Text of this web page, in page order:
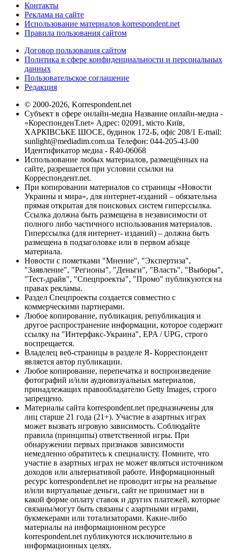
Контакты
Реклама на сайте
Использование материалов korrespondent.net
Правила пользования сайтом
Договор пользования сайтом
Политика в сфере конфиденциальности и персональных
данных
Пользовательское соглашение
Редакция
© 2000-2026, Korrespondent.net
Субъект в сфере онлайн-медиа Название онлайн-медиа -
«КореспонденТ.net» Адрес: 02091, місто Київ,
ХАРКІВСЬКЕ ШОСЕ, будинок 172-Б, офіс 208/1 E-mail:
sunlight@mediadim.com.ua Телефон: 044-205-43-00
Идентификатор медиа - R40-06068
Использование любых материалов, размещённых на
сайте, разрешается при условии ссылки на
Корреспондент.net.
При копировании материалов со страницы «Новости
Украины и мира», для интернет-изданий – обязательна
прямая открытая для поисковых систем гиперссылка.
Ссылка должна быть размещена в независимости от
полного либо частичного использования материалов.
Гиперссылка (для интернет- изданий) – должна быть
размещена в подзаголовке или в первом абзаце
материала.
Новости с пометками "Мнение", "Экспертиза",
"Заявление", "Регионы", "Деньги", "Власть", "Выборы",
"Тест-драйв", "Спецпроекты", "Промо" публикуются на
правах рекламы.
Раздел Спецпроекты создается совместно с
коммерческими партнерами.
Любое копирование, публикация, републикация и
другое распространение информации, которое содержит
ссылку на "Интерфакс-Украина", EPA / UPG, строго
воспрещается.
Владелец веб-страницы в разделе Я- Корреспондент
является автор публикации.
Любое копирование, перепечатка и воспроизведение
фотографий и/или аудиовизуальных материалов,
принадлежащих правообладателю Getty Images, строго
запрещено.
Материалы сайта korrespondent.net предназначены для
лиц старше 21 года (21+). Участие в азартных играх
может вызвать игровую зависимость. Соблюдайте
правила (принципы) ответственной игры. При
обнаружении первых признаков зависимости
немедленно обратитесь к специалисту. Помните, что
участие в азартных играх не может являться источником
доходов или альтернативой работе. Информационный
ресурс korrespondent.net не проводит игры на реальные
и/или виртуальные деньги, сайт не принимает ни в
какой форме оплату ставок и других платежей, которые
связаны/могут быть связаны с азартными играми,
букмекерами или тотализаторами. Какие-либо
материалы на информационном ресурсе
korrespondent.net публикуются исключительно в
информационных целях.